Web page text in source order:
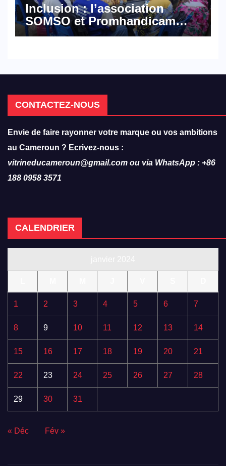
Inclusion : l’association
SOMSO et Promhandicam
militent en faveur d’une
CONTACTEZ-NOUS
Envie de faire rayonner votre marque ou vos ambitions
au Cameroun ? Ecrivez-nous :
vitrineducameroun@gmail.com ou via WhatsApp : +86
188 0958 3571
CALENDRIER
1 2 3 4 5 6 7
8 9 10 11 12 13 14
15 16 17 18 19 20 21
22 23 24 25 26 27 28
29 30 31
« Déc Fév »